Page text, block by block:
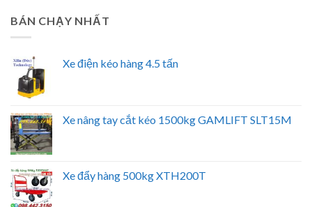
BÁN CHẠY NHẤT
Xe điện kéo hàng 4.5 tấn
Xe nâng tay cắt kéo 1500kg GAMLIFT SLT15M
Xe đẩy hàng 500kg XTH200T